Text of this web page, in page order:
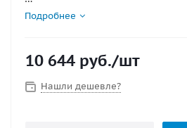
Мощность мотора: 20/25/30/40/45
Подробнее
10 644 руб./шт
Нашли дешевле?